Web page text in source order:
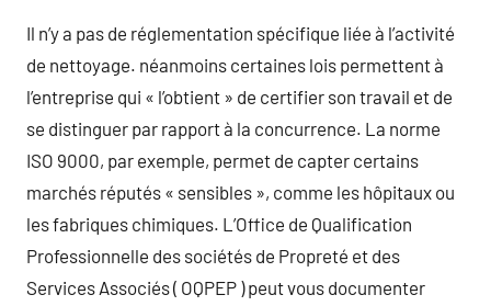
Il n’y a pas de réglementation spécifique liée à l’activité
de nettoyage. néanmoins certaines lois permettent à
l’entreprise qui « l’obtient » de certifier son travail et de
se distinguer par rapport à la concurrence. La norme
ISO 9000, par exemple, permet de capter certains
marchés réputés « sensibles », comme les hôpitaux ou
les fabriques chimiques. L’Office de Qualification
Professionnelle des sociétés de Propreté et des
Services Associés ( OQPEP ) peut vous documenter